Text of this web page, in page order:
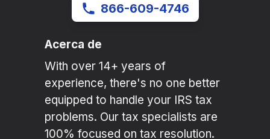
866-609-4746
Acerca de
With over 14+ years of
experience, there's no one better
equipped to handle your IRS tax
problems. Our tax specialists are
100% focused on tax resolution.